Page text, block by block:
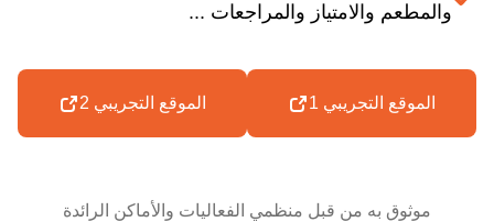
والمطعم والامتياز والمراجعات ...
الموقع التجريبي 1 الموقع التجريبي 2
موثوق به من قبل منظمي الفعاليات والأماكن الرائدة